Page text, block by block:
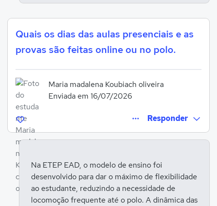
Quais os dias das aulas presenciais e as
provas são feitas online ou no polo.
Maria madalena Koubiach oliveira
Enviada em 16/07/2026
Responder
Entrar para responder
Na ETEP EAD, o modelo de ensino foi
desenvolvido para dar o máximo de flexibilidade
ao estudante, reduzindo a necessidade de
locomoção frequente até o polo. A dinâmica das